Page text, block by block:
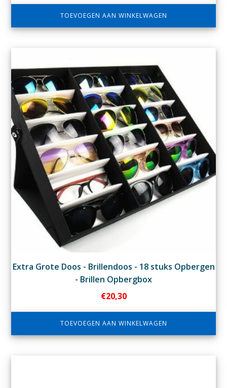
TOEVOEGEN AAN WINKELWAGEN
Extra Grote Doos - Brillendoos - 18 stuks Opbergen
- Brillen Opbergbox
€20,30
TOEVOEGEN AAN WINKELWAGEN